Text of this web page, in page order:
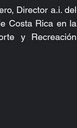
Director a.i. del
Costa Rica en la
y Recreación